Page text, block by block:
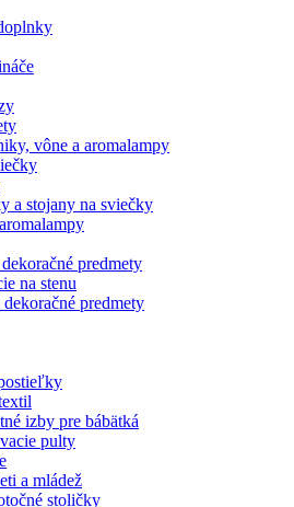
vône a aromalampy
a stojany na sviečky
predmety
na stenu
dekoračné predmety
izby pre bábätká
pulty
a mládež
stoličky